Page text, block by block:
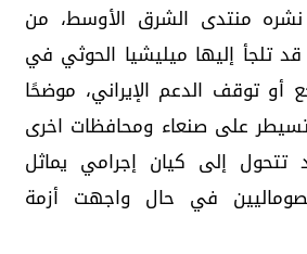
منتدى الشرق الأوسط، من
تلجأ إليها ميليشيا الحوثي في
أو توقف الدعم الإيراني، موضحًا
على صنعاء ومحافظات اخرى
إلى كيان إجرامي يماثل
في حال واجهت أزمة